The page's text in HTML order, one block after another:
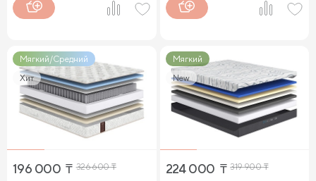
Матрасы полутороспальные
Матрасы с 512 пружинами Двусторонние матрасы
Гипоаллергенные матрасы
Мягкий/Средний
Хит
196 000 ₸ 326 600₸
Мягкий
New
224 000 ₸ 319 900₸